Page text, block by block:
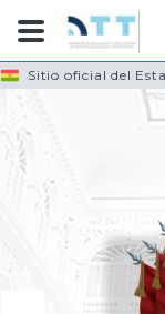
Sitio oficial del